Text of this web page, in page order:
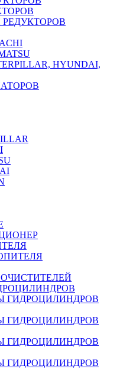
РЕДУКТОРОВ
HYUNDAI,
ГИДРОЦИЛИНДРОВ
ГИДРОЦИЛИНДРОВ
ГИДРОЦИЛИНДРОВ
ГИДРОЦИЛИНДРОВ